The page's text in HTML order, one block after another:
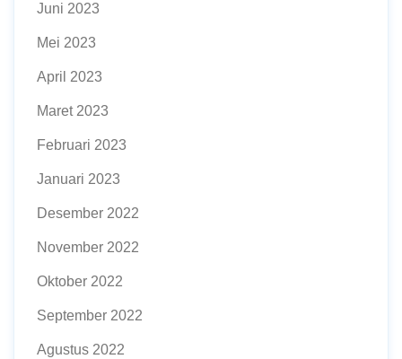
Juni 2023
Mei 2023
April 2023
Maret 2023
Februari 2023
Januari 2023
Desember 2022
November 2022
Oktober 2022
September 2022
Agustus 2022